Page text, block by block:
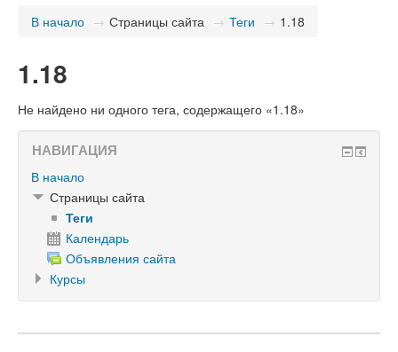
В начало → Страницы сайта → Теги → 1.18
1.18
Не найдено ни одного тега, содержащего «1.18»
НАВИГАЦИЯ
В начало
Страницы сайта
Теги
Календарь
Объявления сайта
Курсы